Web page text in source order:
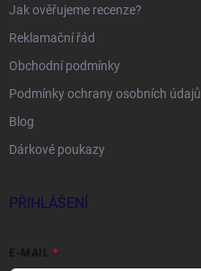
Jak ověřujeme recenze?
Reklamační řád
Obchodní podmínky
Podmínky ochrany osobních údajů
Blog
Dárkové poukazy
PŘIHLÁŠENÍ
E-MAIL